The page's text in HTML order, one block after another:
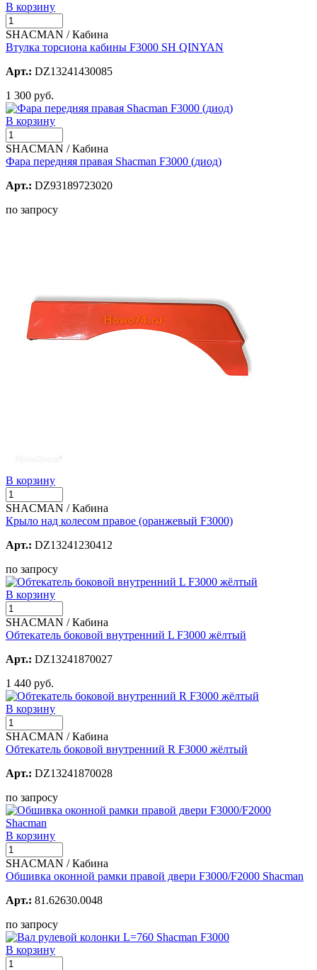
В корзину
SHACMAN / Кабина
Втулка торсиона кабины F3000 SH QINYAN
Арт.: DZ13241430085
1 300 руб.
В корзину
SHACMAN / Кабина
Фара передняя правая Shacman F3000 (диод)
Арт.: DZ93189723020
по запросу
В корзину
SHACMAN / Кабина
Крыло над колесом правое (оранжевый F3000)
Арт.: DZ13241230412
по запросу
В корзину
SHACMAN / Кабина
Обтекатель боковой внутренний L F3000 жёлтый
Арт.: DZ13241870027
1 440 руб.
В корзину
SHACMAN / Кабина
Обтекатель боковой внутренний R F3000 жёлтый
Арт.: DZ13241870028
по запросу
В корзину
SHACMAN / Кабина
Обшивка оконной рамки правой двери F3000/F2000 Shacman
Арт.: 81.62630.0048
по запросу
В корзину